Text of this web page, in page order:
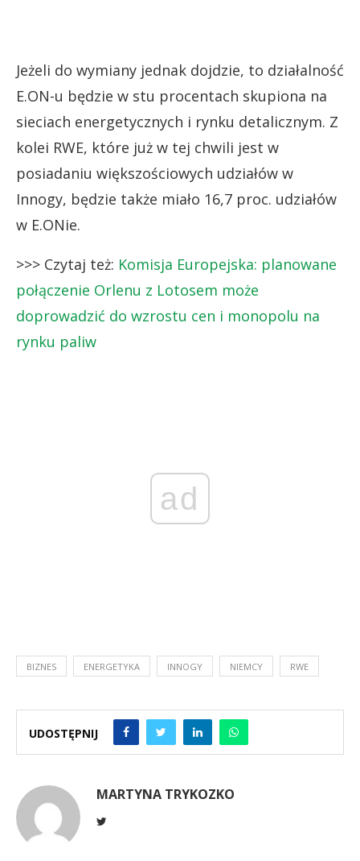
Jeżeli do wymiany jednak dojdzie, to działalność
E.ON-u będzie w stu procentach skupiona na
sieciach energetycznych i rynku detalicznym. Z
kolei RWE, które już w tej chwili jest w
posiadaniu większościowych udziałów w
Innogy, będzie także miało 16,7 proc. udziałów
w E.ONie.
>>> Czytaj też: Komisja Europejska: planowane
połączenie Orlenu z Lotosem może
doprowadzić do wzrostu cen i monopolu na
rynku paliw
ad
BIZNES ENERGETYKA INNOGY NIEMCY RWE
UDOSTĘPNIJ
MARTYNA TRYKOZKO